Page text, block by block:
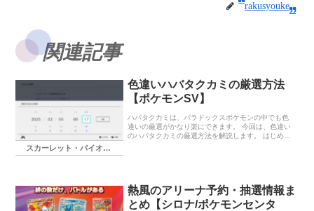
rakusyouke
関連記事
スカーレット・バイオレット
色違いハバタクカミの厳選方法
【ポケモンSV】
ハバタクカミは、パラドックスポケモンの中でも色
違いの厳選がかなり楽にできます。 今回は、色違い
のハバタクカミの厳選方法を解説します。 はじめに
熱風のアリーナ予約・抽選情報ま
とめ【シロナ/ポケモンセンタ